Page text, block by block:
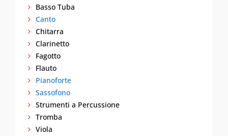
Basso Tuba
Canto
Chitarra
Clarinetto
Fagotto
Flauto
Pianoforte
Sassofono
Strumenti a Percussione
Tromba
Viola